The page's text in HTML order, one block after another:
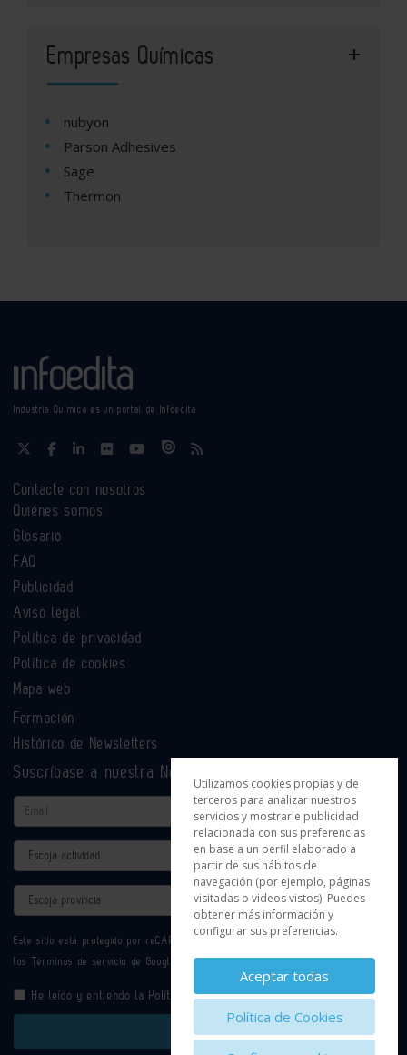
Empresas Químicas
nubyon
Parson Adhesives
Sage
Thermon
Industria Química es un portal de Infoedita
Contacte con nosotros
Quiénes somos
Glosario
FAQ
Publicidad
Aviso legal
Política de privacidad
Política de cookies
Mapa web
Formación
Histórico de Newsletters
Suscríbase a nuestra Newsletter
Email
Actividad
Provincia
Este sitio está protegido por reCAPTCHA y se aplican la
los Términos de servicio de Google.
He leído y entiendo la Política de Privacidad
Enviar
Utilizamos cookies propias y de
terceros para analizar nuestros
servicios y mostrarle publicidad
relacionada con sus preferencias
en base a un perfil elaborado a
partir de sus hábitos de
navegación (por ejemplo, páginas
visitadas o videos vistos). Puedes
obtener más información y
configurar sus preferencias.
Aceptar todas
Política de Cookies